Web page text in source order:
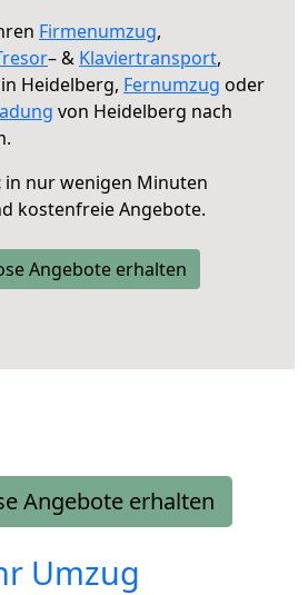
Firmenumzug,
– & Klaviertransport,
in Heidelberg, Fernumzug oder
von Heidelberg nach
in nur wenigen Minuten
kostenfreie Angebote.
Angebote erhalten
Angebote erhalten
Umzug